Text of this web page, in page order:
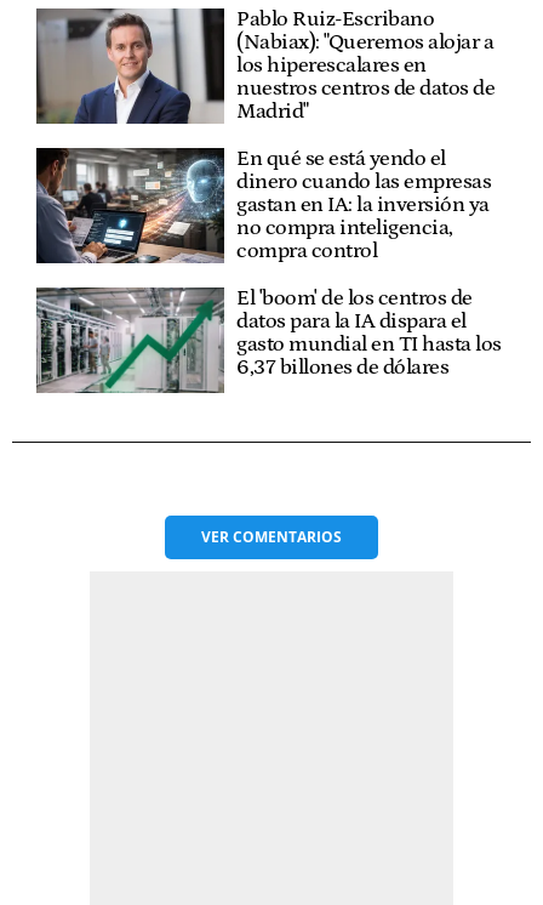
Pablo Ruiz-Escribano
(Nabiax): "Queremos alojar a
los hiperescalares en
nuestros centros de datos de
Madrid"
En qué se está yendo el
dinero cuando las empresas
gastan en IA: la inversión ya
no compra inteligencia,
compra control
El 'boom' de los centros de
datos para la IA dispara el
gasto mundial en TI hasta los
6,37 billones de dólares
VERCOMENTARIOS